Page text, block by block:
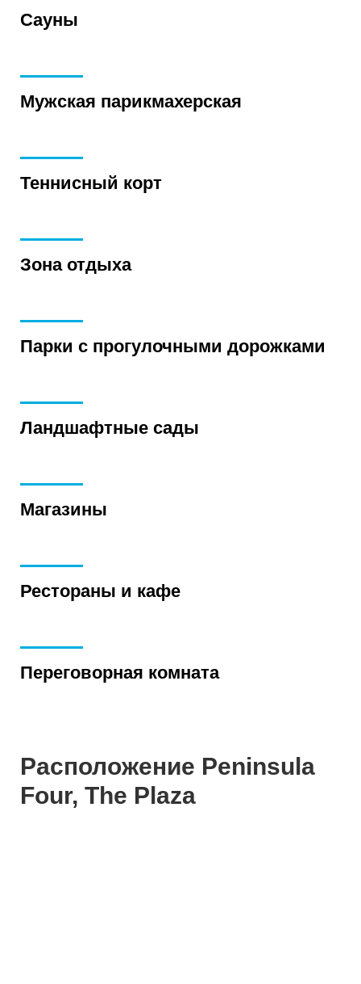
Сауны
Мужская парикмахерская
Теннисный корт
Зона отдыха
Парки с прогулочными дорожками
Ландшафтные сады
Магазины
Рестораны и кафе
Переговорная комната
Расположение Peninsula
Four, The Plaza